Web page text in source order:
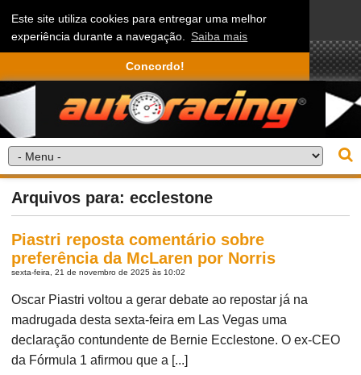
Este site utiliza cookies para entregar uma melhor
experiência durante a navegação. Saiba mais
Concordo!
Arquivos para: ecclestone
Piastri reposta comentário sobre
preferência da McLaren por Norris
sexta-feira, 21 de novembro de 2025 às 10:02
Oscar Piastri voltou a gerar debate ao repostar já na
madrugada desta sexta-feira em Las Vegas uma
declaração contundente de Bernie Ecclestone. O ex-CEO
da Fórmula 1 afirmou que a [...]